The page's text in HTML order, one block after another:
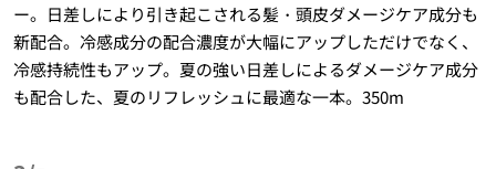
ー。日差しにより引き起こされる髪・頭皮ダメージケア成分も
新配合。冷感成分の配合濃度が大幅にアップしただけでなく、
冷感持続性もアップ。夏の強い日差しによるダメージケア成分
も配合した、夏のリフレッシュに最適な一本。350m